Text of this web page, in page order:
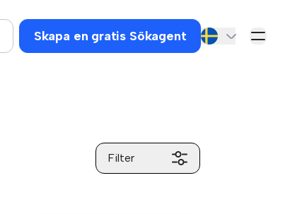
Skapa en gratis Sökagent
Filter